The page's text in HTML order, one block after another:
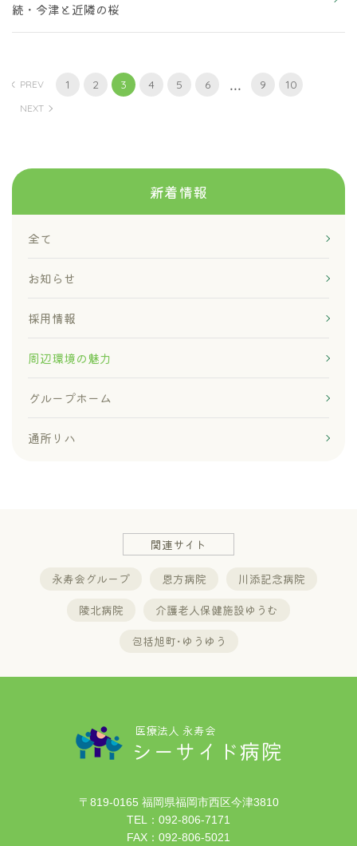
続・今津と近隣の桜
PREV 1 2 3 4 5 6 ... 9 10
NEXT
新着情報
全て
お知らせ
採用情報
周辺環境の魅力
グループホーム
通所リハ
関連サイト
永寿会グループ 恩方病院
川添記念病院
陵北病院
介護老人保健施設ゆうむ
包括旭町･ゆうゆう
医療法人 永寿会
シーサイド病院
〒819-0165 福岡県福岡市西区今津3810
TEL： 092-806-7171
FAX：092-806-5021